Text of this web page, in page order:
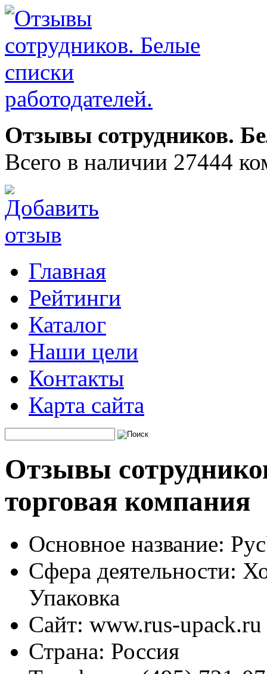
Отзывы сотрудников.
Всего в наличии 27444
Главная
Рейтинги
Каталог
Наши цели
Контакты
Карта сайта
Отзывы
торговая компания
Основное название:
Сфера деятельности:
Упаковка
Сайт: www.rus-upack.ru
Страна: Россия